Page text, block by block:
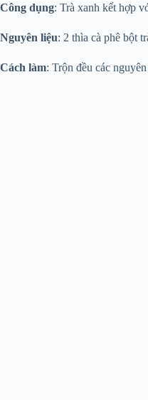
Công dụng: Trà xanh kết hợp
Nguyên liệu: 2 thìa cà phê bột
Cách làm: Trộn đều các